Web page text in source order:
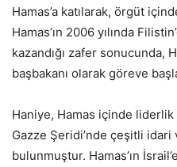
Hamas’a katılarak, örgüt
Hamas’ın 2006 yılında
kazandığı zafer sonucunda,
başbakanı olarak göreve
Haniye, Hamas içinde
Gazze Şeridi’nde çeşitli
bulunmuştur. Hamas’ın